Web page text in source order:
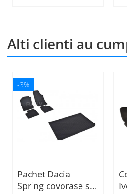
Alti clienti au
-3%
Pachet Dacia
Spring covorase si